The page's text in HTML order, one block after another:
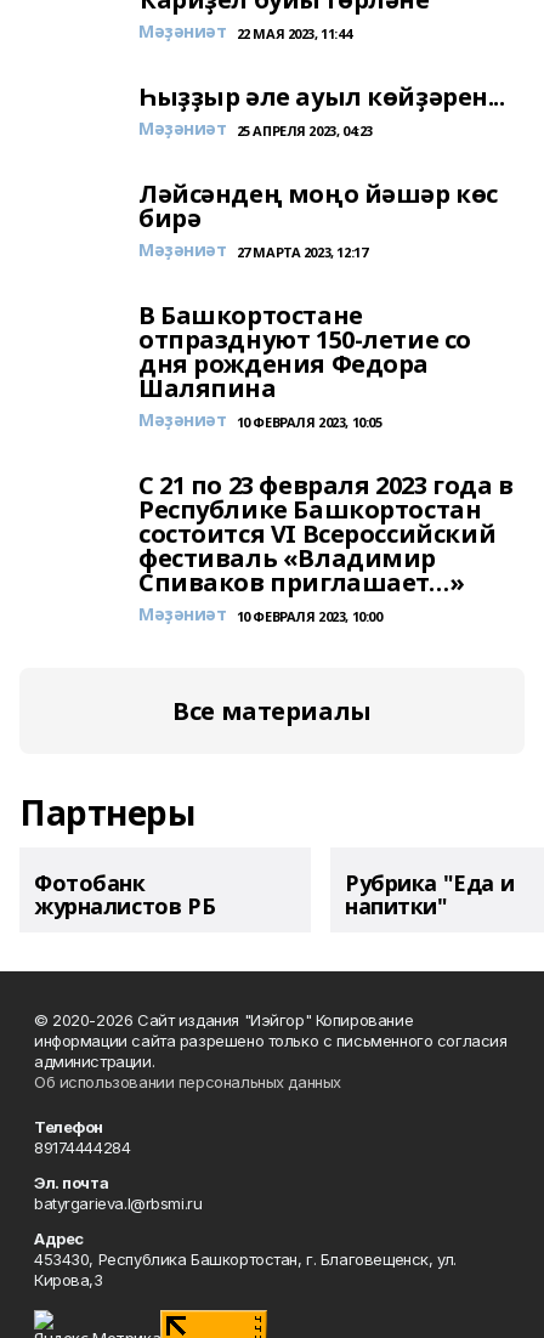
Мәҙәниәт 22 МАЯ 2023, 11:44
Һыҙҙыр әле ауыл көйҙәрен...
Мәҙәниәт 25 АПРЕЛЯ 2023, 04:23
Ләйсәндең моңо йәшәр көс
бирә
Мәҙәниәт 27 МАРТА 2023, 12:17
В Башкортостане
отпразднуют 150-летие со
дня рождения Федора
Шаляпина
Мәҙәниәт 10 ФЕВРАЛЯ 2023, 10:05
С 21 по 23 февраля 2023 года в
Республике Башкортостан
состоится VI Всероссийский
фестиваль «Владимир
Спиваков приглашает…»
Мәҙәниәт 10 ФЕВРАЛЯ 2023, 10:00
Все материалы
Партнеры
Фотобанк
журналистов РБ
Рубрика "Еда и
напитки"
© 2020-2026 Сайт издания "Иэйгор" Копирование
информации сайта разрешено только с письменного согласия
администрации.
Об использовании персональных данных
Телефон
89174444284
Эл. почта
batyrgarieva.l@rbsmi.ru
Адрес
453430, Республика Башкортостан, г. Благовещенск, ул.
Кирова,3